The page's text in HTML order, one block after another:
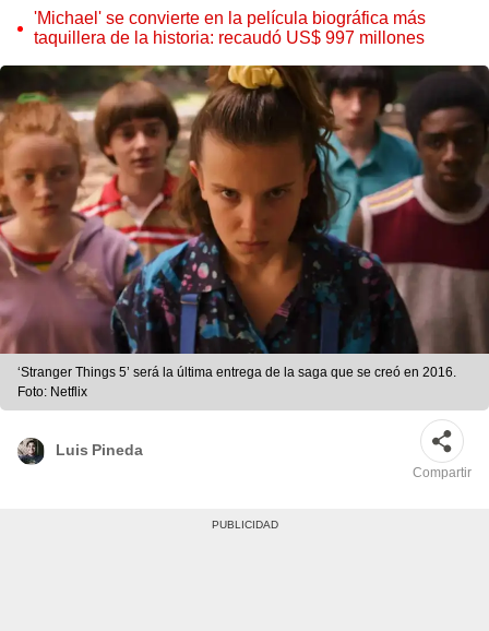
'Michael' se convierte en la película biográfica más
taquillera de la historia: recaudó US$ 997 millones
‘Stranger Things 5’ será la última entrega de la saga que se creó en 2016.
Foto: Netflix
Luis Pineda
Compartir